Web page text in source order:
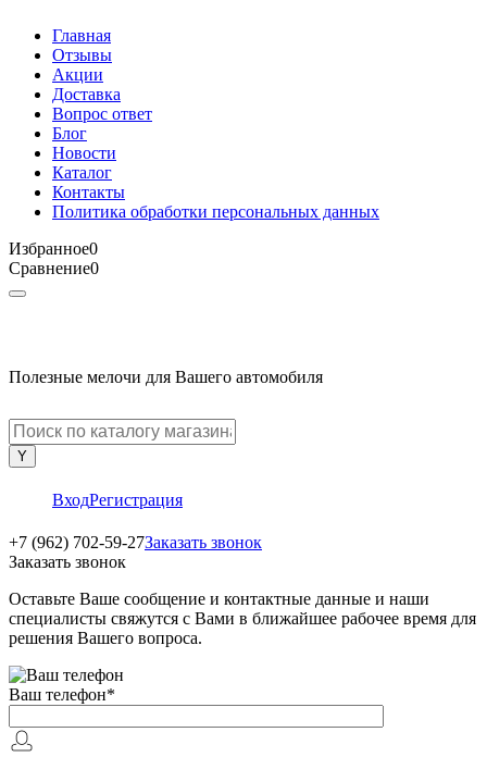
Главная
Отзывы
Акции
Доставка
Вопрос ответ
Блог
Новости
Каталог
Контакты
Политика обработки персональных данных
Избранное0
Сравнение0
Полезные мелочи для Вашего автомобиля
ВходРегистрация
+7 (962) 702-59-27Заказать звонок
Заказать звонок
Оставьте Ваше сообщение и контактные данные и наши
специалисты свяжутся с Вами в ближайшее рабочее время для
решения Вашего вопроса.
Ваш телефон*